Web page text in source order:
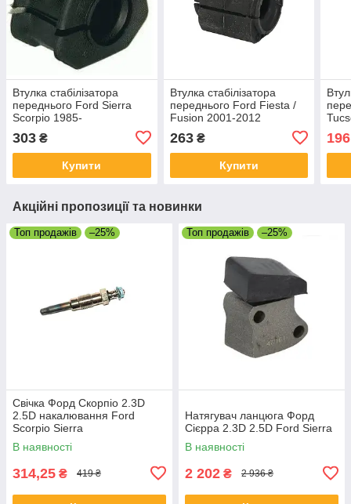
Втулка стабілізатора
переднього Ford Sierra
Scorpio 1985-
303 ₴
Купити
Втулка стабілізатора
переднього Ford Fiesta /
Fusion 2001-2012
263₴
Купити
Акційні пропозиції та новинки
Топ продажів –25%
Свічка Форд Скорпіо 2.3D
2.5D накалювання Ford
Scorpio Sierra
В наявності
314,25 ₴ 419 ₴
Топ продажів –25%
Натягувач ланцюга Форд
Сієрра 2.3D 2.5D Ford Sierra
В наявності
2 202 ₴ 2 936 ₴